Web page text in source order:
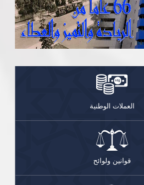
العملات الوطنية
قوانين ولوائح